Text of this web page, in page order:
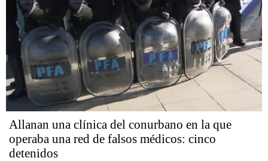
Allanan una clínica del conurbano en la que
operaba una red de falsos médicos: cinco
detenidos